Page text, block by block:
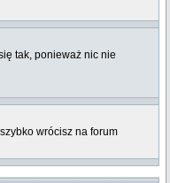
tak, ponieważ nic nie
wrócisz na forum